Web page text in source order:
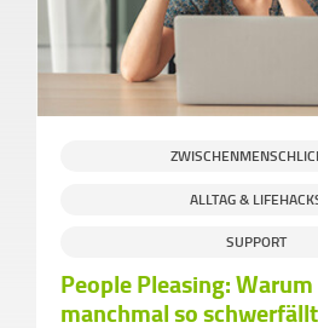
ALLTAG &
SUPPORT
People Pleasing:
manchmal so schwerfällt